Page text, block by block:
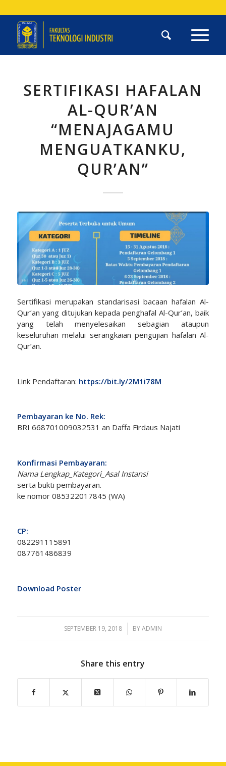
SERTIFIKASI HAFALAN
AL-QUR’AN
“MENAJAGAMU
MENGUATKANKU,
QUR’AN”
Sertifikasi merupakan standarisasi bacaan hafalan Al-
Qur’an yang ditujukan kepada penghafal Al-Qur’an, baik
yang telah menyelesaikan sebagian ataupun
keseluruhan melalui serangkaian pengujian hafalan Al-
Qur’an.
Link Pendaftaran: https://bit.ly/2M1i78M
Pembayaran ke No. Rek:
BRI 668701009032531 an Daffa Firdaus Najati
Konfirmasi Pembayaran:
Nama Lengkap_Kategori_Asal Instansi
serta bukti pembayaran.
ke nomor 085322017845 (WA)
CP:
082291115891
087761486839
Download Poster
SEPTEMBER 19, 2018
/ BYADMIN
Share this entry